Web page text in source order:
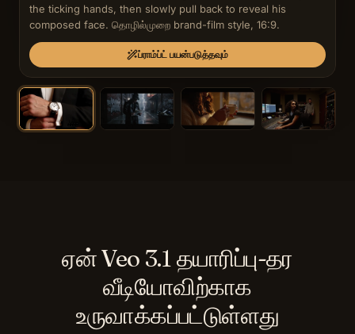
the ticking hands, then slowly pull back to reveal his
composed face. தொழில்முறை brand-film style, 16:9.
ப்ராம்ப்ட் பயன்படுத்தவும்
ஏன் Veo 3.1 தயாரிப்பு-தர
வீடியோவிற்காக
உருவாக்கப்பட்டுள்ளது